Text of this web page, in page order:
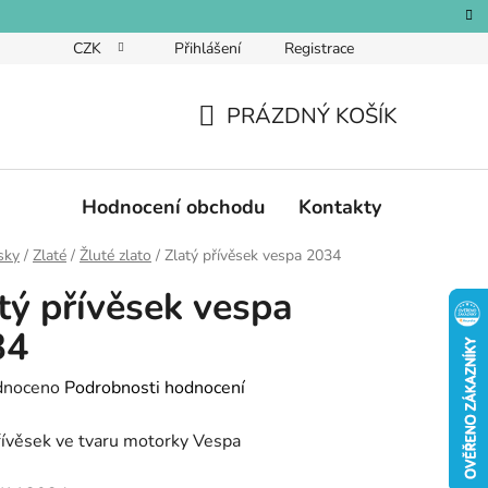
CZK Přihlášení Registrace
KOŠÍK
PRÁZDNÝ KOŠÍK
Hodnocení obchodu Kontakty
/ Zlaté / Žluté zlato / Zlatý přívěsek vespa 2034
přívěsek vespa
Podrobnosti hodnocení
ve tvaru motorky Vespa